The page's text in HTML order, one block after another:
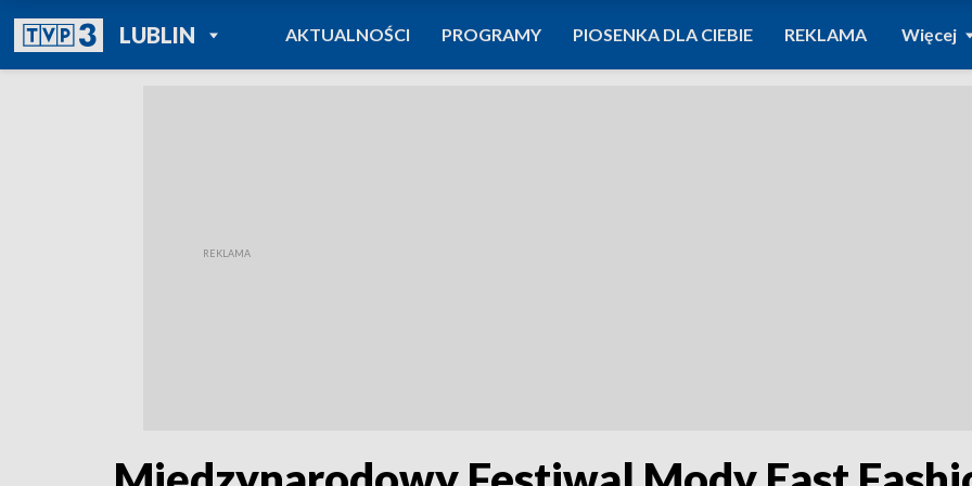
LUBLINPOWRÓT DO
TVP REGIONY
AKTUALNOŚCI PROGRAMY PIOSENKA DLA CIEBIE REKLAMA Więcej